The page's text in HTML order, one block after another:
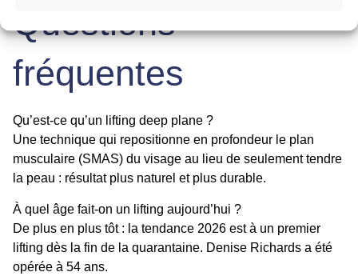
Questions
fréquentes
Qu’est-ce qu’un lifting deep plane ?
Une technique qui repositionne en profondeur le plan
musculaire (SMAS) du visage au lieu de seulement tendre
la peau : résultat plus naturel et plus durable.
À quel âge fait-on un lifting aujourd’hui ?
De plus en plus tôt : la tendance 2026 est à un premier
lifting dès la fin de la quarantaine. Denise Richards a été
opérée à 54 ans.